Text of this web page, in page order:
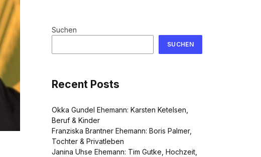
Suchen
SUCHEN
Recent Posts
Okka Gundel Ehemann: Karsten Ketelsen,
Beruf & Kinder
Franziska Brantner Ehemann: Boris Palmer,
Tochter & Privatleben
Janina Uhse Ehemann: Tim Gutke, Hochzeit,